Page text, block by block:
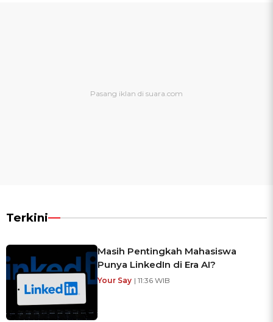
Terkini
Masih Pentingkah Mahasiswa
Punya LinkedIn di Era AI?
Your Say | 11:36 WIB